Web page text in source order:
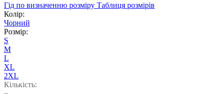
Гід по визначенню розміру Таблиця розмірів
Колір:
Чорний
Розмір:
S
M
L
XL
2XL
Кількість:
−